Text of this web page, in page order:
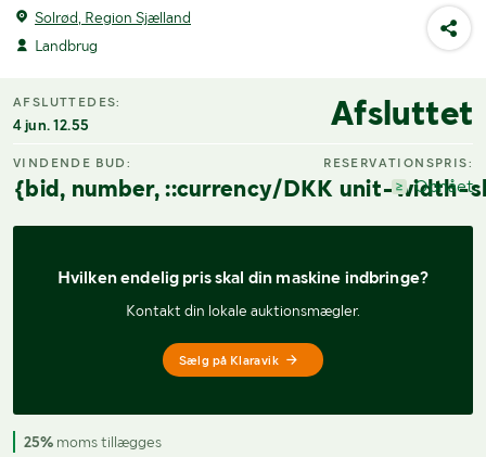
Solrød, Region Sjælland
Landbrug
AFSLUTTEDES:
4 jun. 12.55 Afsluttet
VINDENDE BUD:
{bid, number, ::currency/DKK unit-width-
RESERVATIONSPRIS:
Opnået
Hvilken endelig pris skal din maskine indbringe?
Kontakt din lokale auktionsmægler.
Sælg på Klaravik
25% moms tillægges